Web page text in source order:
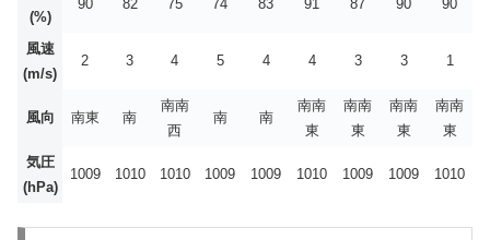
(%)
90 82 75 74 83 91 87 90 90
風速
(m/s)
2 3 4 5 4 4 3 3 1
風向 南東 南
南南
西
南 南
南南
東
南南
東
南南
東
南南
東
気圧
(hPa)
1009 1010 1010 1009 1009 1010 1009 1009 1010